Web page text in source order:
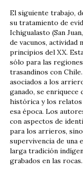
El siguiente trabajo,
su tratamiento de
Ichigualasto (San
de vacunos, actividad
principios del XX.
sólo para las
trasandinos con
asociados a los
ganado, se
histórica y los relatos
esa época. Los
con aspectos de
para los arrieros,
supervivencia de una
larga tradición
grabados en las rocas.